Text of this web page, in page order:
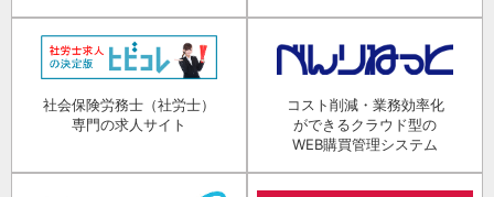
社会保険労務士（社労士）
専門の求人サイト
コスト削減・業務効率化
ができるクラウド型の
WEB購買管理システム